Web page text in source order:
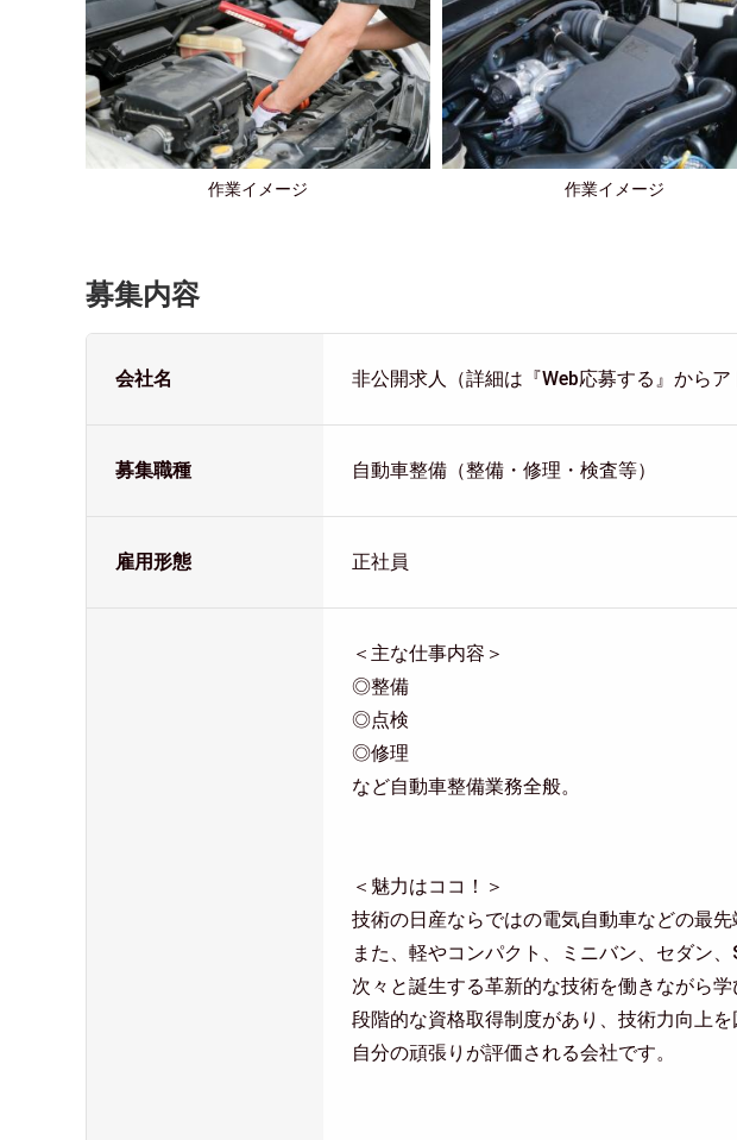
作業イメージ 作業イメージ
募集内容
会社名 非公開求人（詳細は『Web応募する』からア
募集職種 自動車整備（整備・修理・検査等）
雇用形態 正社員
＜主な仕事内容＞
◎整備
◎点検
◎修理
など自動車整備業務全般。
＜魅力はココ！＞
技術の日産ならではの電気自動車などの最先
また、軽やコンパクト、ミニバン、セダン
次々と誕生する革新的な技術を働きながら学
段階的な資格取得制度があり、技術力向上を
自分の頑張りが評価される会社です。